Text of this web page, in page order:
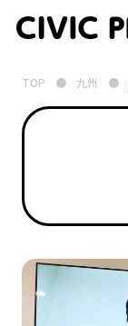
TOP ● 九州 ●